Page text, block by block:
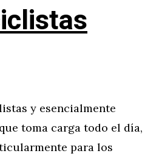
y esencialmente
toma carga todo el día,
para los